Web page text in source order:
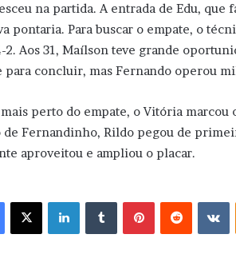
na partida. A entrada de Edu, que
pontaria. Para buscar o empate, o
Aos 31, Maílson teve grande
para concluir, mas Fernando operou
perto do empate, o Vitória
de Fernandinho, Rildo pegou de
aproveitou e ampliou o placar.
Facebook X Linkedin VK